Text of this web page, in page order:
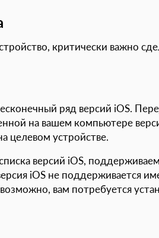
критически важно
ряд версий iOS.
на вашем компьютере
целевом устройстве.
версий iOS,
iOS не поддерживается
вам потребуется